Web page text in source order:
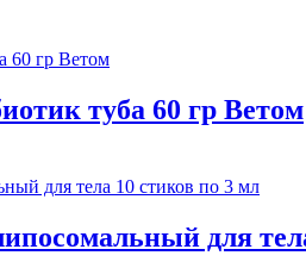
туба 60 гр Ветом
для